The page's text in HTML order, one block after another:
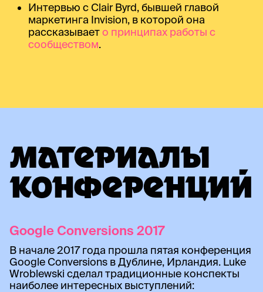
МАТЕРИАЛЫ
КОНФЕРЕНЦИЙ
Google Conversions 2017
В начале 2017 года прошла пятая конференция
Google Conversions в Дублине, Ирландия. Luke
Wroblewski сделал традиционные конспекты
наиболее интересных выступлений:
Интервью с Clair Byrd, бывшей главой
маркетинга Invision, в которой она
рассказываето принципах работы с
сообществом.